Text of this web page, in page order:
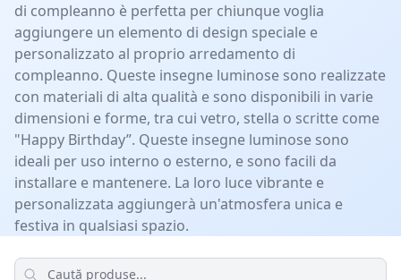
di compleanno è perfetta per chiunque voglia
aggiungere un elemento di design speciale e
personalizzato al proprio arredamento di
compleanno. Queste insegne luminose sono realizzate
con materiali di alta qualità e sono disponibili in varie
dimensioni e forme, tra cui vetro, stella o scritte come
"Happy Birthday”. Queste insegne luminose sono
ideali per uso interno o esterno, e sono facili da
installare e mantenere. La loro luce vibrante e
personalizzata aggiungerà un'atmosfera unica e
festiva in qualsiasi spazio.
Prodotti